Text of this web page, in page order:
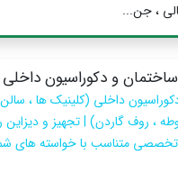
، جن...
و دکوراسیون داخلی
داخلی (کلینیک ها ،
، روف گاردن) | تجهیز و
متناسب با خواسته های